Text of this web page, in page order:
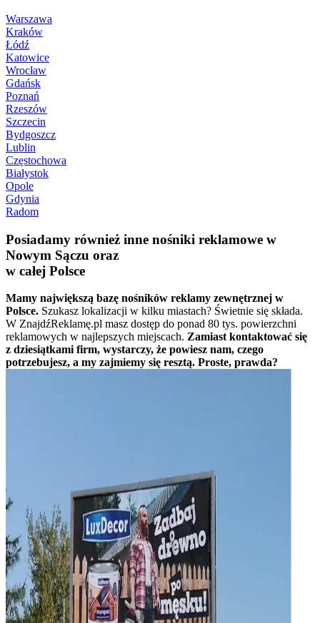
Warszawa
Kraków
Łódź
Katowice
Wrocław
Gdańsk
Poznań
Rzeszów
Szczecin
Bydgoszcz
Lublin
Częstochowa
Białystok
Opole
Gdynia
Radom
Posiadamy również inne nośniki reklamowe w
Nowym Sączu oraz
w całej Polsce
Mamy największą bazę nośników reklamy zewnętrznej w
Polsce. Szukasz lokalizacji w kilku miastach? Świetnie się składa.
W ZnajdźReklamę.pl masz dostęp do ponad 80 tys. powierzchni
reklamowych w najlepszych miejscach. Zamiast kontaktować się
z dziesiątkami firm, wystarczy, że powiesz nam, czego
potrzebujesz, a my zajmiemy się resztą. Proste, prawda?